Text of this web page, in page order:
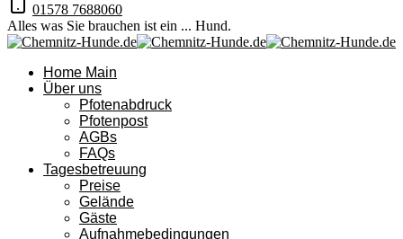
01578 7688060
Alles was Sie brauchen ist ein ... Hund.
Home Main
Über uns
Pfotenabdruck
Pfotenpost
AGBs
FAQs
Tagesbetreuung
Preise
Gelände
Gäste
Aufnahmebedingungen